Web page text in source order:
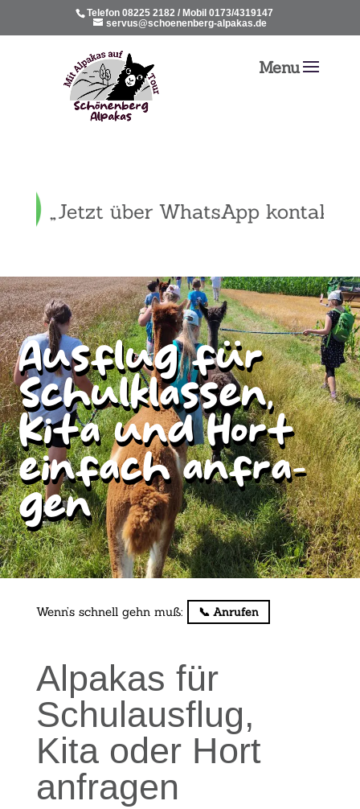
Telefon 08225 2182 / Mobil 0173/4319147
servus@schoenenberg-alpakas.de
Aus­flug für
Schul­klas­sen,
Kita und Hort
ein­fach anfra­
gen
Wenn’s schnell gehn muß: 📞 Anru­fen
Alpa­kas für
Schul­aus­flug,
Kita oder Hort
anfra­gen